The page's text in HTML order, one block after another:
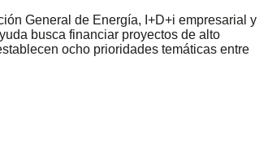
General de Energía, I+D+i empresarial y
busca financiar proyectos de alto
ocho prioridades temáticas entre